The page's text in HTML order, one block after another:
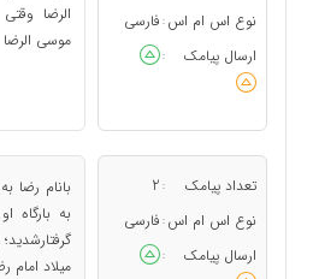
نوع اس ام اس : فارسی
ارسال پیامک
:
الرضا
موسی الرضا
تعداد پیامک :
2
نوع اس ام اس : فارسی
ارسال پیامک
:
بانام رضا
به بارگاه
ميلاد امام